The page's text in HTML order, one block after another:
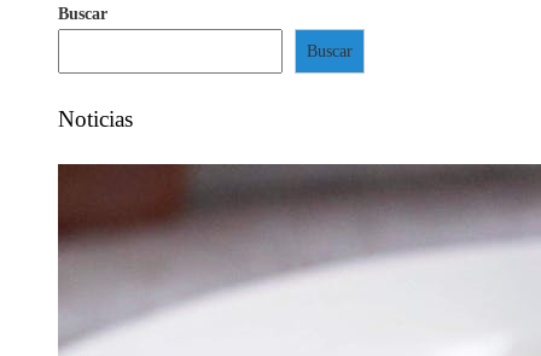
Buscar
Buscar
Noticias